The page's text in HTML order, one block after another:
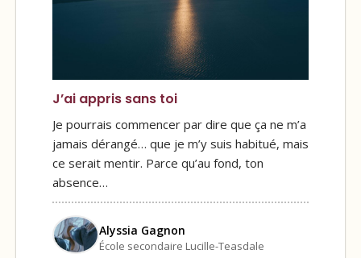
J’ai appris sans toi
Je pourrais commencer par dire que ça ne m’a
jamais dérangé… que je m’y suis habitué, mais
ce serait mentir. Parce qu’au fond, ton
absence…
Alyssia Gagnon
École secondaire Lucille-Teasdale